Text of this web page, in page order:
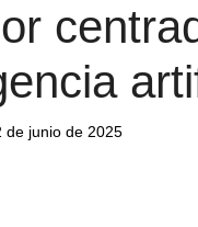
de junio de 2025